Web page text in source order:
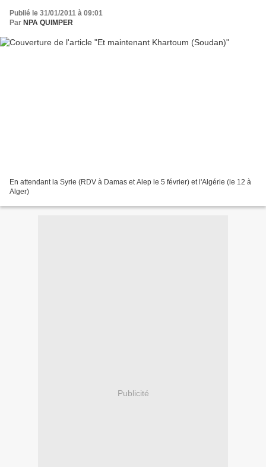
Publié le 31/01/2011 à 09:01
Par NPA QUIMPER
En attendant la Syrie (RDV à Damas et Alep le 5 février) et l'Algérie (le 12 à
Alger)
Publicité